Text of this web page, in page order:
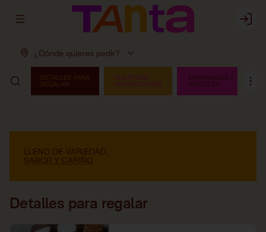
Abrir menu de navegación Login
¿Dónde quieres pedir?
Detalles para regalar